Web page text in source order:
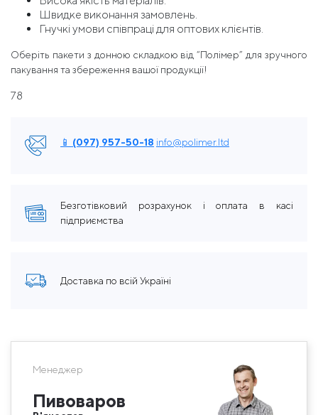
Швидке виконання замовлень.
Гнучкі умови співпраці для оптових клієнтів.
Оберіть пакети з донною складкою від “Полімер” для зручного
пакування та збереження вашої продукції!
78
📱 (097) 957-50-18 info@polimer.ltd
Безготівковий розрахунок і оплата в касі
підприємства
Доставка по всій Україні
Менеджер
Пивоваров